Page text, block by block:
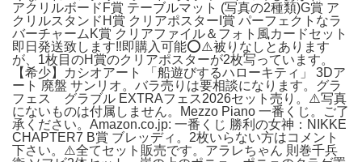
アクリルボードF賞 テーブルマット (写真の2種類)G賞 ア
クリルスタンドH賞 クリアポスターI賞 パーフェクトなラ
バーチャームK賞 クリアファイル＆フォト風カードセット
即日発送致します‼️即購入可能⭕️⚠️被りなしとあります
が、1枚目のH賞のクリアポスターが2枚写っています。
【希少】カシオアート 「船遊びするハローキティ」 3Dア
ート 廃盤 サンリオ。バラ売りは要相談になります。グラ
フェス グラブル EXTRAフェス2026セット売り。⚠️写真
にないものは付属しません。Mezzo Piano 一番くじ。ご了
承ください。Amazon.co.jp: 一番くじ 勝利の女神：NIKKE
CHAPTER7 B賞 ブレッディ。2枚いらない方はコメント
下さい。⚠️全てセット販売です。アラレちゃん 則巻千兵